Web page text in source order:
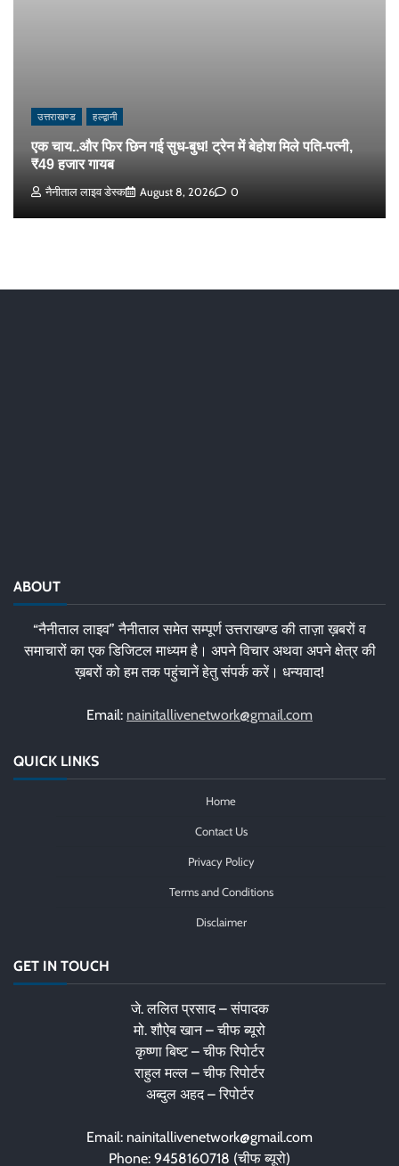
उत्तराखण्ड हल्द्वानी
एक चाय..और फिर छिन गई सुध-बुध! ट्रेन में बेहोश मिले पति-पत्नी,
₹49 हजार गायब
नैनीताल लाइव डेस्क August 8, 2026 0
ABOUT
“नैनीताल लाइव” नैनीताल समेत सम्पूर्ण उत्तराखण्ड की ताज़ा ख़बरों व
समाचारों का एक डिजिटल माध्यम है। अपने विचार अथवा अपने क्षेत्र की
ख़बरों को हम तक पहुंचानें हेतु संपर्क करें। धन्यवाद!
Email: nainitallivenetwork@gmail.com
QUICK LINKS
Home
Contact Us
Privacy Policy
Terms and Conditions
Disclaimer
GET IN TOUCH
जे. ललित प्रसाद – संपादक
मो. शौऐब खान – चीफ ब्यूरो
कृष्णा बिष्ट – चीफ रिपोर्टर
राहुल मल्ल – चीफ रिपोर्टर
अब्दुल अहद – रिपोर्टर
Email: nainitallivenetwork@gmail.com
Phone: 9458160718 (चीफ ब्यूरो)